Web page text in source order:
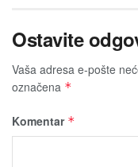
Ostavite
Vaša adresa e-pošte
označena *
Komentar *